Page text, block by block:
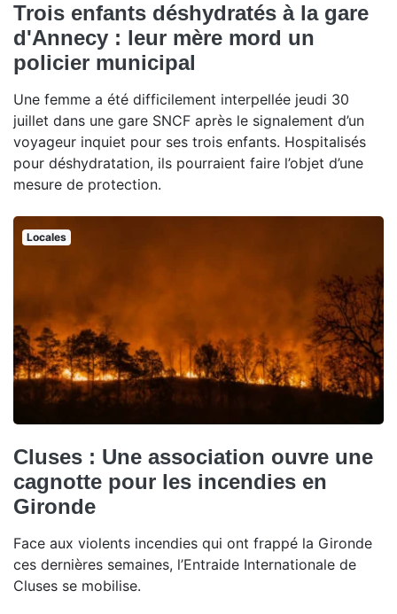
Trois enfants déshydratés à la gare
d'Annecy : leur mère mord un
policier municipal
Une femme a été difficilement interpellée jeudi 30
juillet dans une gare SNCF après le signalement d’un
voyageur inquiet pour ses trois enfants. Hospitalisés
pour déshydratation, ils pourraient faire l’objet d’une
mesure de protection.
Locales
Cluses : Une association ouvre une
cagnotte pour les incendies en
Gironde
Face aux violents incendies qui ont frappé la Gironde
ces dernières semaines, l’Entraide Internationale de
Cluses se mobilise.